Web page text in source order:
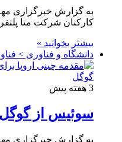
کارکنان شرکت متا
بیشتر بخوانید »
دانشگاه و فناوری >
3 هفته پیش
سوئیس از